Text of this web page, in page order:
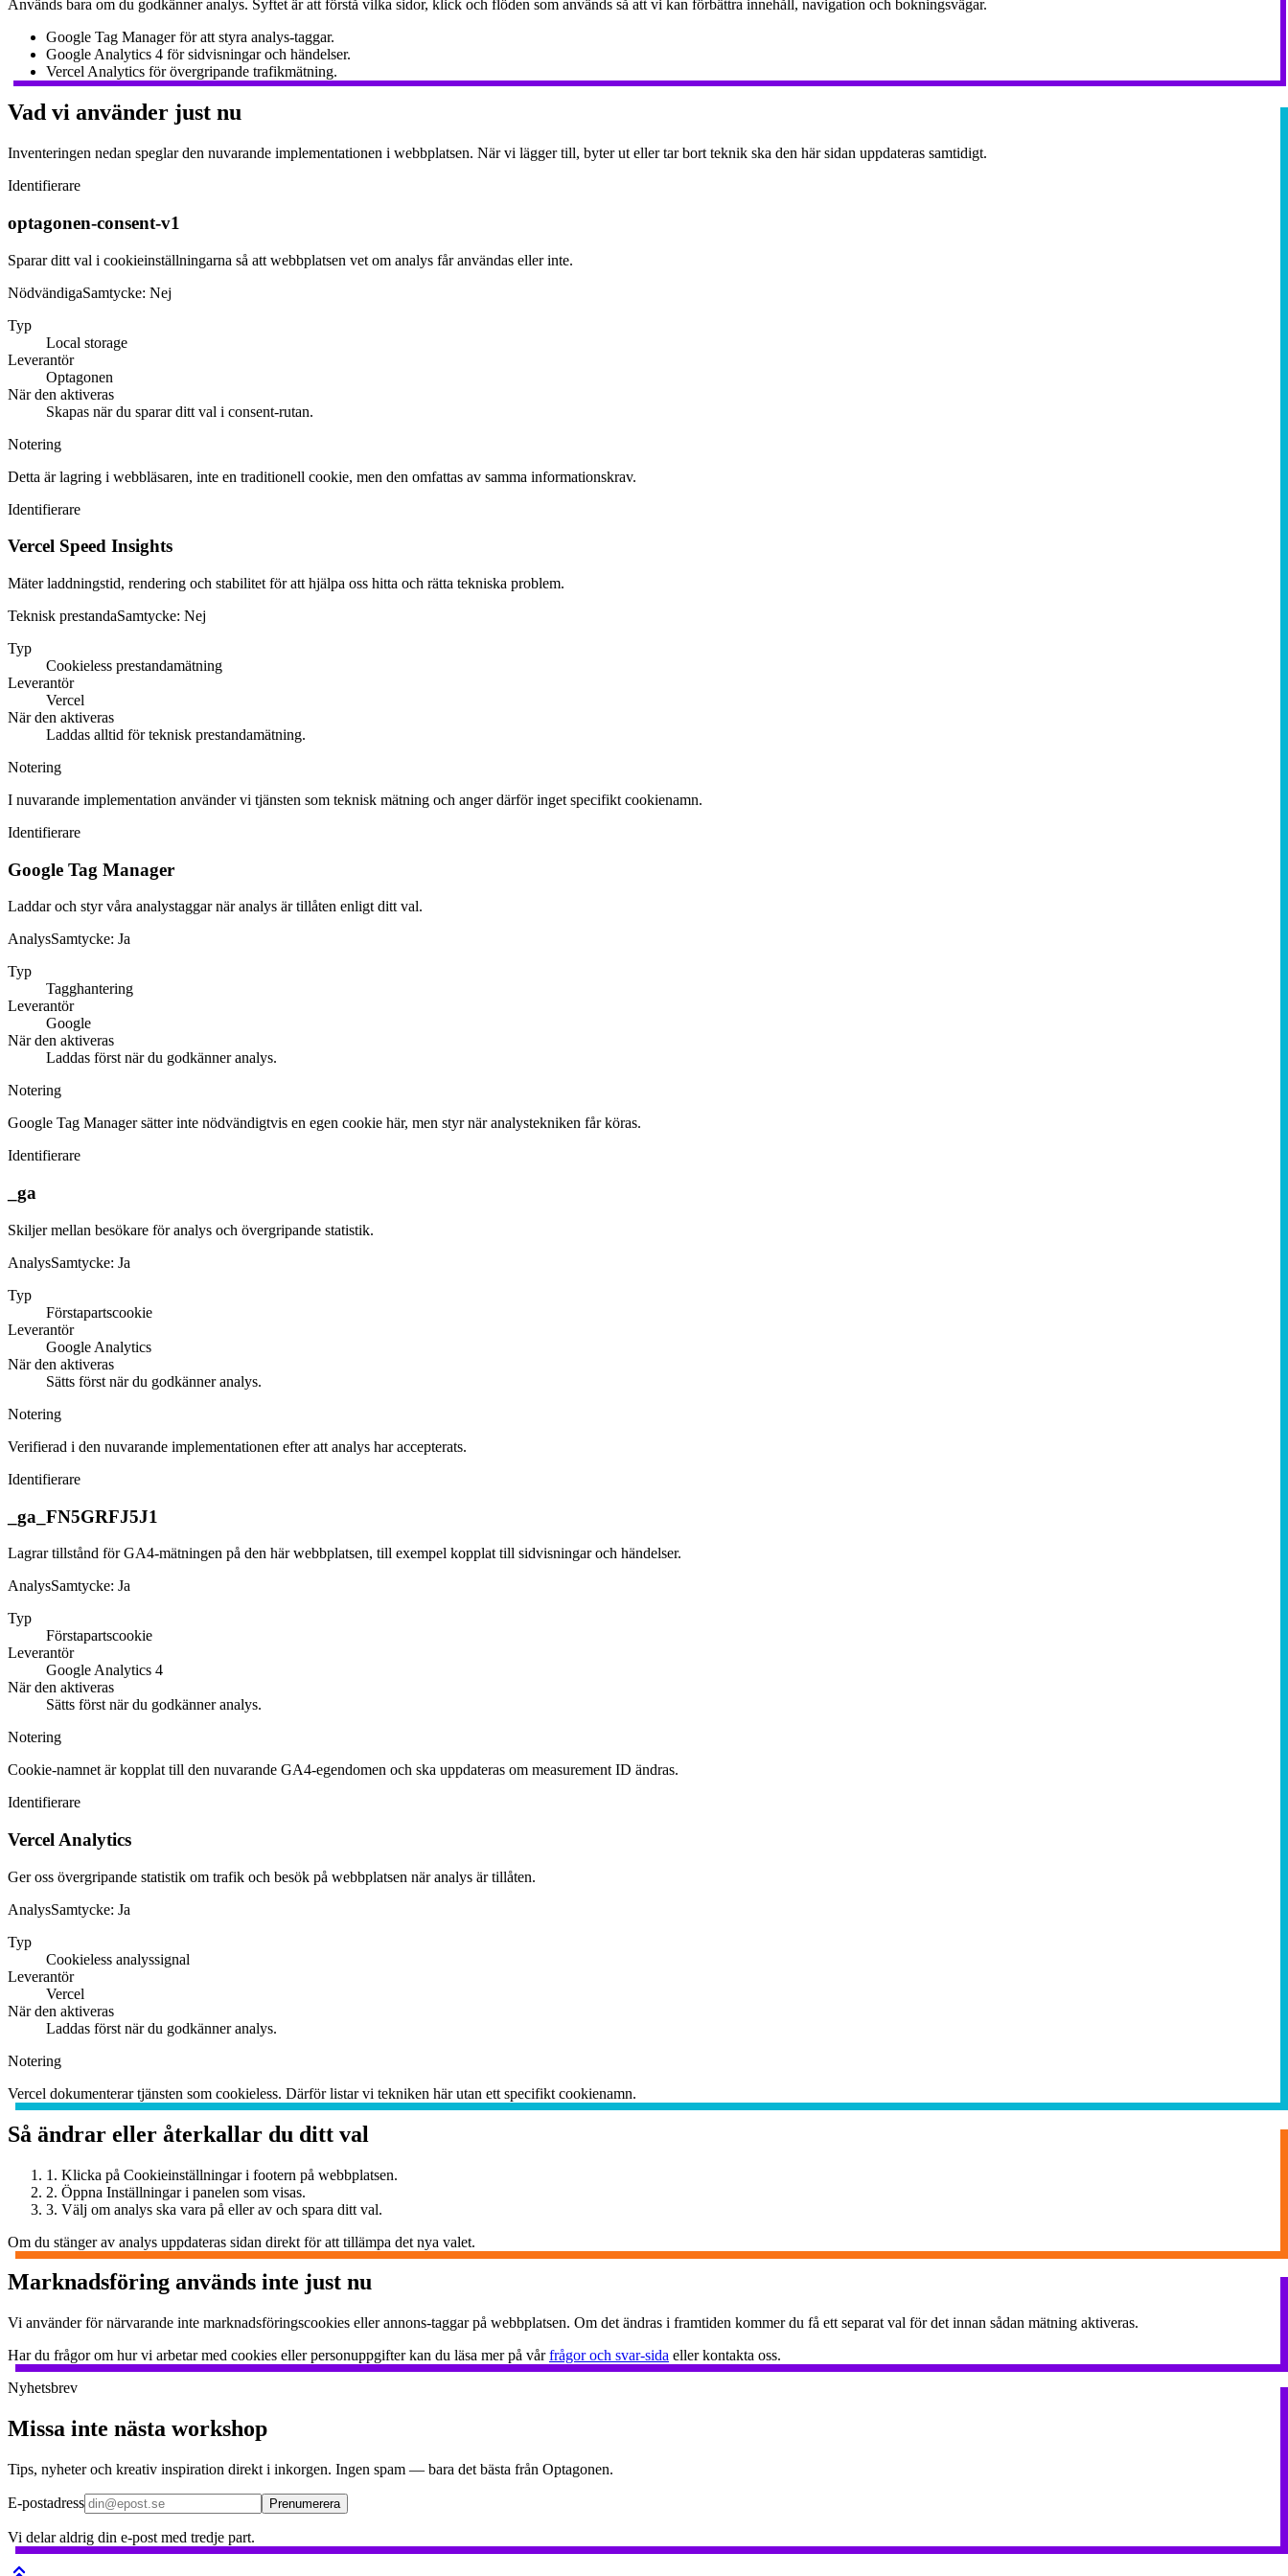
Används bara om du godkänner analys. Syftet är att förstå vilka sidor, klick och flöden som används så att vi kan förbättra innehåll, navigation och bokningsvägar.
Google Tag Manager för att styra analys-taggar.
Google Analytics 4 för sidvisningar och händelser.
Vercel Analytics för övergripande trafikmätning.
Vad vi använder just nu
Inventeringen nedan speglar den nuvarande implementationen i webbplatsen. När vi lägger till, byter ut eller tar bort teknik ska den här sidan uppdateras samtidigt.
Identifierare
optagonen-consent-v1
Sparar ditt val i cookieinställningarna så att webbplatsen vet om analys får användas eller inte.
NödvändigaSamtycke: Nej
Typ
Local storage
Leverantör
Optagonen
När den aktiveras
Skapas när du sparar ditt val i consent-rutan.
Notering
Detta är lagring i webbläsaren, inte en traditionell cookie, men den omfattas av samma informationskrav.
Identifierare
Vercel Speed Insights
Mäter laddningstid, rendering och stabilitet för att hjälpa oss hitta och rätta tekniska problem.
Teknisk prestandaSamtycke: Nej
Typ
Cookieless prestandamätning
Leverantör
Vercel
När den aktiveras
Laddas alltid för teknisk prestandamätning.
Notering
I nuvarande implementation använder vi tjänsten som teknisk mätning och anger därför inget specifikt cookienamn.
Identifierare
Google Tag Manager
Laddar och styr våra analystaggar när analys är tillåten enligt ditt val.
AnalysSamtycke: Ja
Typ
Tagghantering
Leverantör
Google
När den aktiveras
Laddas först när du godkänner analys.
Notering
Google Tag Manager sätter inte nödvändigtvis en egen cookie här, men styr när analystekniken får köras.
Identifierare
_ga
Skiljer mellan besökare för analys och övergripande statistik.
AnalysSamtycke: Ja
Typ
Förstapartscookie
Leverantör
Google Analytics
När den aktiveras
Sätts först när du godkänner analys.
Notering
Verifierad i den nuvarande implementationen efter att analys har accepterats.
Identifierare
_ga_FN5GRFJ5J1
Lagrar tillstånd för GA4-mätningen på den här webbplatsen, till exempel kopplat till sidvisningar och händelser.
AnalysSamtycke: Ja
Typ
Förstapartscookie
Leverantör
Google Analytics 4
När den aktiveras
Sätts först när du godkänner analys.
Notering
Cookie-namnet är kopplat till den nuvarande GA4-egendomen och ska uppdateras om measurement ID ändras.
Identifierare
Vercel Analytics
Ger oss övergripande statistik om trafik och besök på webbplatsen när analys är tillåten.
AnalysSamtycke: Ja
Typ
Cookieless analyssignal
Leverantör
Vercel
När den aktiveras
Laddas först när du godkänner analys.
Notering
Vercel dokumenterar tjänsten som cookieless. Därför listar vi tekniken här utan ett specifikt cookienamn.
Så ändrar eller återkallar du ditt val
1. Klicka på Cookieinställningar i footern på webbplatsen.
2. Öppna Inställningar i panelen som visas.
3. Välj om analys ska vara på eller av och spara ditt val.
Om du stänger av analys uppdateras sidan direkt för att tillämpa det nya valet.
Marknadsföring används inte just nu
Vi använder för närvarande inte marknadsföringscookies eller annons-taggar på webbplatsen. Om det ändras i framtiden kommer du få ett separat val för det innan sådan mätning aktiveras.
Har du frågor om hur vi arbetar med cookies eller personuppgifter kan du läsa mer på vår frågor och svar-sida eller kontakta oss.
Nyhetsbrev
Missa inte nästa workshop
Tips, nyheter och kreativ inspiration direkt i inkorgen. Ingen spam — bara det bästa från Optagonen.
E-postadress Prenumerera
Vi delar aldrig din e-post med tredje part.